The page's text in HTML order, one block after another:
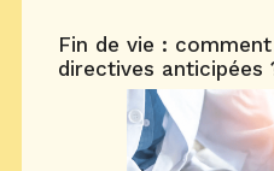
Fin de vie :
directives anticipées